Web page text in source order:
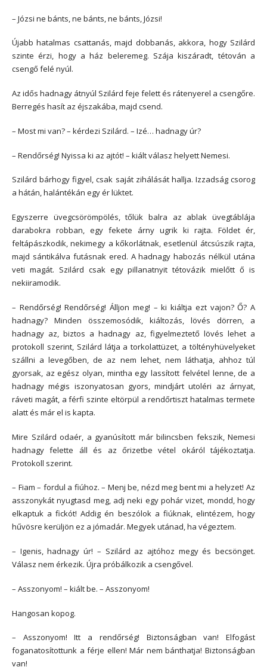
– Józsi ne bánts, ne bánts, ne bánts, Józsi!
Újabb hatalmas csattanás, majd dobbanás, akkora, hogy Szilárd
szinte érzi, hogy a ház beleremeg. Szája kiszáradt, tétován a
csengő felé nyúl.
Az idős hadnagy átnyúl Szilárd feje felett és rátenyerel a csengőre.
Berregés hasít az éjszakába, majd csend.
– Most mi van? – kérdezi Szilárd. – Izé… hadnagy úr?
– Rendőrség! Nyissa ki az ajtót! – kiált válasz helyett Nemesi.
Szilárd bárhogy figyel, csak saját zihálását hallja. Izzadság csorog
a hátán, halántékán egy ér lüktet.
Egyszerre üvegcsörömpölés, tőlük balra az ablak üvegtáblája
darabokra robban, egy fekete árny ugrik ki rajta. Földet ér,
feltápászkodik, nekimegy a kőkorlátnak, esetlenül átcsúszik rajta,
majd sántikálva futásnak ered. A hadnagy habozás nélkül utána
veti magát. Szilárd csak egy pillanatnyit tétovázik mielőtt ő is
nekiiramodik.
– Rendőrség! Rendőrség! Álljon meg! – ki kiáltja ezt vajon? Ő? A
hadnagy? Minden összemosódik, kiáltozás, lövés dörren, a
hadnagy az, biztos a hadnagy az, figyelmeztető lövés lehet a
protokoll szerint, Szilárd látja a torkolattüzet, a töltényhüvelyeket
szállni a levegőben, de az nem lehet, nem láthatja, ahhoz túl
gyorsak, az egész olyan, mintha egy lassított felvétel lenne, de a
hadnagy mégis iszonyatosan gyors, mindjárt utoléri az árnyat,
ráveti magát, a férfi szinte eltörpül a rendőrtiszt hatalmas termete
alatt és már el is kapta.
Mire Szilárd odaér, a gyanúsított már bilincsben fekszik, Nemesi
hadnagy felette áll és az őrizetbe vétel okáról tájékoztatja.
Protokoll szerint.
– Fiam – fordul a fiúhoz. – Menj be, nézd meg bent mi a helyzet! Az
asszonykát nyugtasd meg, adj neki egy pohár vizet, mondd, hogy
elkaptuk a fickót! Addig én beszólok a fiúknak, elintézem, hogy
hűvösre kerüljön ez a jómadár. Megyek utánad, ha végeztem.
– Igenis, hadnagy úr! – Szilárd az ajtóhoz megy és becsönget.
Válasz nem érkezik. Újra próbálkozik a csengővel.
– Asszonyom! – kiált be. – Asszonyom!
Hangosan kopog.
– Asszonyom! Itt a rendőrség! Biztonságban van! Elfogást
foganatosítottunk a férje ellen! Már nem bánthatja! Biztonságban
van!